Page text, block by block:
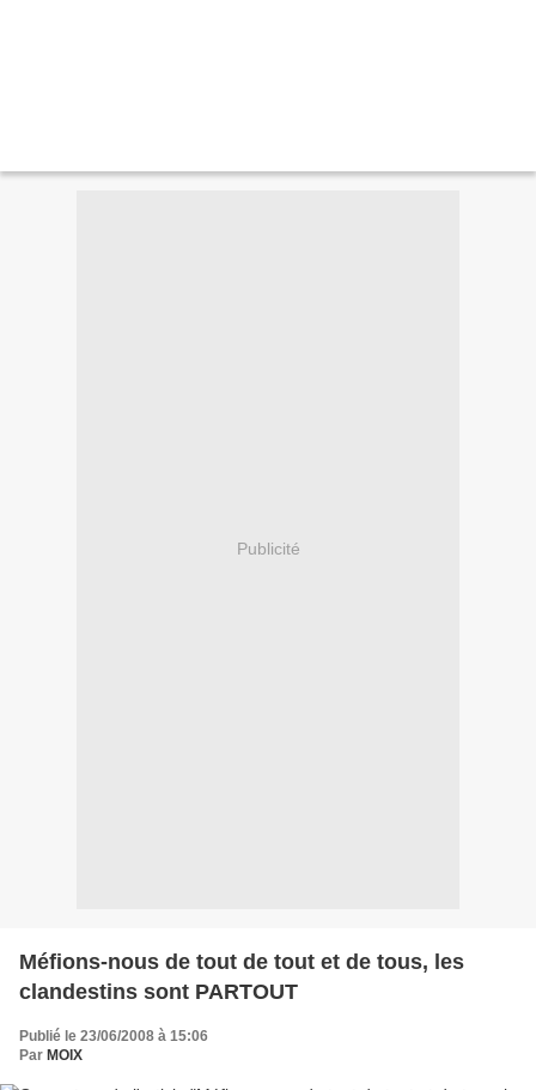
Publicité
Méfions-nous de tout de tout et de tous, les
clandestins sont PARTOUT
Publié le 23/06/2008 à 15:06
Par MOIX